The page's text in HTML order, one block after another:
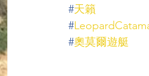
#天籟
#
#奧莫爾遊艇